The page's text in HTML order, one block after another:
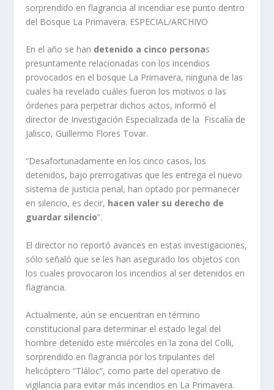
sorprendido en flagrancia al incendiar ese punto dentro
del Bosque La Primavera. ESPECIAL/ARCHIVO
En el año se han detenido a cinco personas
presuntamente relacionadas con los incendios
provocados en el bosque La Primavera, ninguna de las
cuales ha revelado cuáles fueron los motivos o las
órdenes para perpetrar dichos actos, informó el
director de Investigación Especializada de la Fiscalía de
Jalisco, Guillermo Flores Tovar.
“Desafortunadamente en los cinco casos, los
detenidos, bajo prerrogativas que les entrega el nuevo
sistema de justicia penal, han optado por permanecer
en silencio, es decir, hacen valer su derecho de
guardar silencio”.
El director no reportó avances en estas investigaciones,
sólo señaló que se les han asegurado los objetos con
los cuales provocaron los incendios al ser detenidos en
flagrancia.
Actualmente, aún se encuentran en término
constitucional para determinar el estado legal del
hombre detenido este miércoles en la zona del Colli,
sorprendido en flagrancia por los tripulantes del
helicóptero “Tláloc”, como parte del operativo de
vigilancia para evitar más incendios en La Primavera.